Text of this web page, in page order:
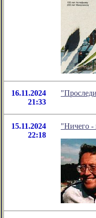
16.11.2024
21:33
15.11.2024
22:18
"Ничего -